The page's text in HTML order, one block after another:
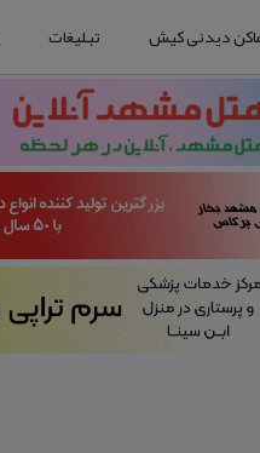
دیدنی کیش تبلیغات